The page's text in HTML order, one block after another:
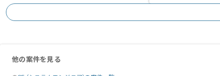
他の案件を見る